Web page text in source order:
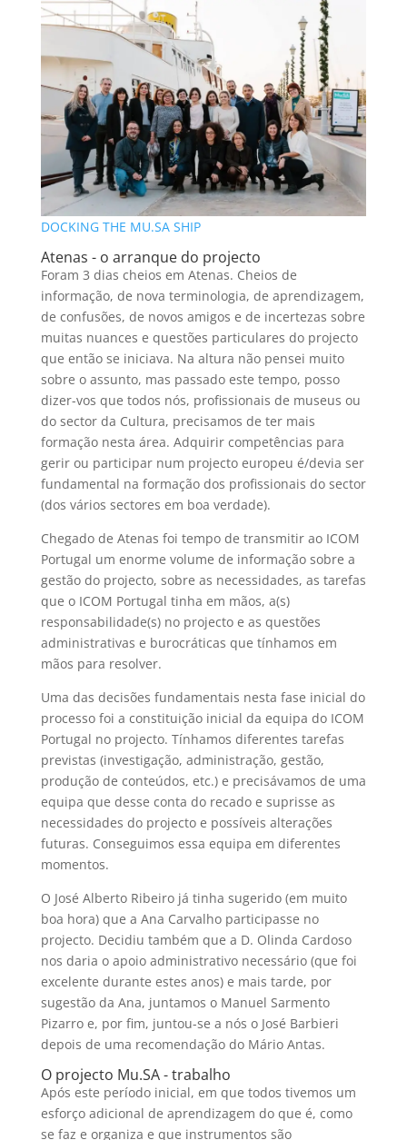
DOCKING THE MU.SA SHIP
Atenas - o arranque do projecto
Foram 3 dias cheios em Atenas. Cheios de
informação, de nova terminologia, de aprendizagem,
de confusões, de novos amigos e de incertezas sobre
muitas nuances e questões particulares do projecto
que então se iniciava. Na altura não pensei muito
sobre o assunto, mas passado este tempo, posso
dizer-vos que todos nós, profissionais de museus ou
do sector da Cultura, precisamos de ter mais
formação nesta área. Adquirir competências para
gerir ou participar num projecto europeu é/devia ser
fundamental na formação dos profissionais do sector
(dos vários sectores em boa verdade).
Chegado de Atenas foi tempo de transmitir ao ICOM
Portugal um enorme volume de informação sobre a
gestão do projecto, sobre as necessidades, as tarefas
que o ICOM Portugal tinha em mãos, a(s)
responsabilidade(s) no projecto e as questões
administrativas e burocráticas que tínhamos em
mãos para resolver.
Uma das decisões fundamentais nesta fase inicial do
processo foi a constituição inicial da equipa do ICOM
Portugal no projecto. Tínhamos diferentes tarefas
previstas (investigação, administração, gestão,
produção de conteúdos, etc.) e precisávamos de uma
equipa que desse conta do recado e suprisse as
necessidades do projecto e possíveis alterações
futuras. Conseguimos essa equipa em diferentes
momentos.
O José Alberto Ribeiro já tinha sugerido (em muito
boa hora) que a Ana Carvalho participasse no
projecto. Decidiu também que a D. Olinda Cardoso
nos daria o apoio administrativo necessário (que foi
excelente durante estes anos) e mais tarde, por
sugestão da Ana, juntamos o Manuel Sarmento
Pizarro e, por fim, juntou-se a nós o José Barbieri
depois de uma recomendação do Mário Antas.
O projecto Mu.SA - trabalho
Após este período inicial, em que todos tivemos um
esforço adicional de aprendizagem do que é, como
se faz e organiza e que instrumentos são